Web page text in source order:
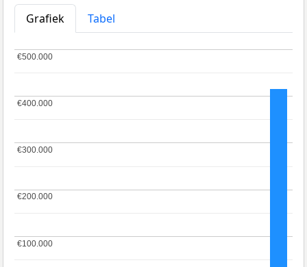
Grafiek
Tabel
€100.000
€100.000
€200.000
€200.000
€300.000
€300.000
€400.000
€400.000
€500.000
€500.000